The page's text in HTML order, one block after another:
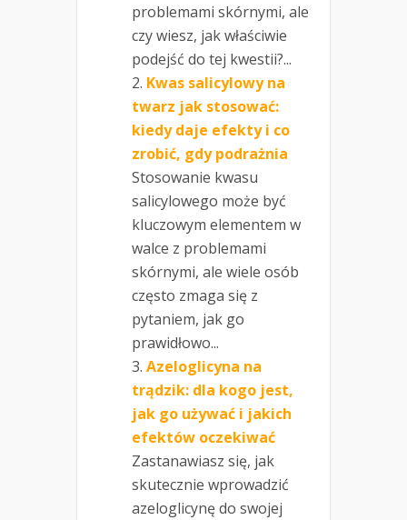
problemami skórnymi, ale
czy wiesz, jak właściwie
podejść do tej kwestii?...
Kwas salicylowy na
twarz jak stosować:
kiedy daje efekty i co
zrobić, gdy podrażnia
Stosowanie kwasu
salicylowego może być
kluczowym elementem w
walce z problemami
skórnymi, ale wiele osób
często zmaga się z
pytaniem, jak go
prawidłowo...
Azeloglicyna na
trądzik: dla kogo jest,
jak go używać i jakich
efektów oczekiwać
Zastanawiasz się, jak
skutecznie wprowadzić
azeloglicynę do swojej